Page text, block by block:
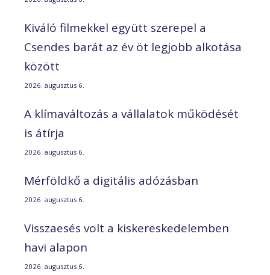
Kiváló filmekkel együtt szerepel a
Csendes barát az év öt legjobb alkotása
között
2026. augusztus 6.
A klímaváltozás a vállalatok működését
is átírja
2026. augusztus 6.
Mérföldkő a digitális adózásban
2026. augusztus 6.
Visszaesés volt a kiskereskedelemben
havi alapon
2026. augusztus 6.